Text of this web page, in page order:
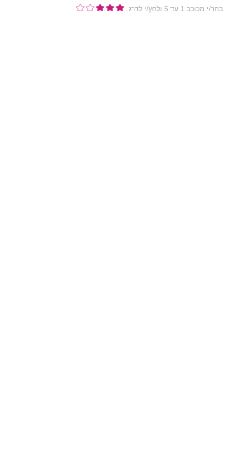
בחר/י מכוכב 1 עד 5 ולחץ/י לדרג